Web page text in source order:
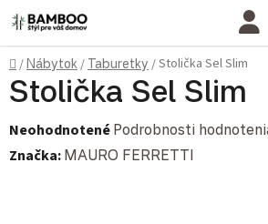
Prejsť na obsah
Domov
/Nábytok / Taburetky /Stolička Sel Slim
Stolička Sel Slim
Priemerné hodnotenie produktu je 0,0 z 5
Neohodnotené Podrobnosti
Značka: MAURO FERRETTI